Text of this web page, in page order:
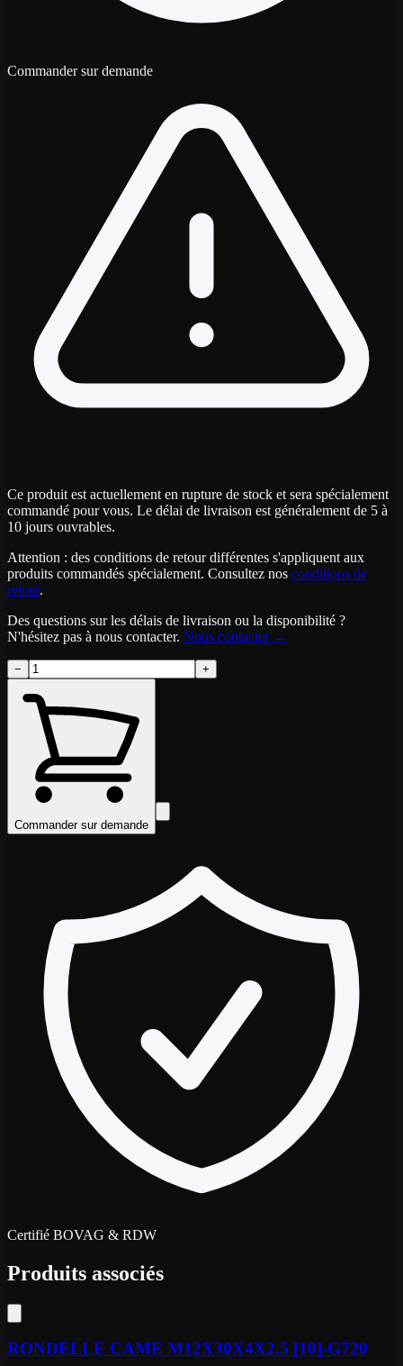
Commander sur demande
Ce produit est actuellement en rupture de stock et sera spécialement
commandé pour vous. Le délai de livraison est généralement de 5 à
10 jours ouvrables.
Attention : des conditions de retour différentes s'appliquent aux
produits commandés spécialement. Consultez nos conditions de
retour.
Des questions sur les délais de livraison ou la disponibilité ?
N'hésitez pas à nous contacter. Nous contacter→
− +
Commander sur demande
Certifié BOVAG & RDW
Produits associés
RONDELLE CAME M12X30X4X2.5 [10]-G720